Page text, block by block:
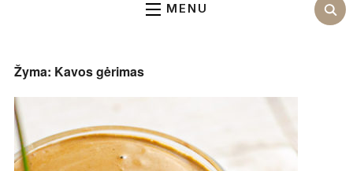
MENU
Žyma: Kavos gėrimas